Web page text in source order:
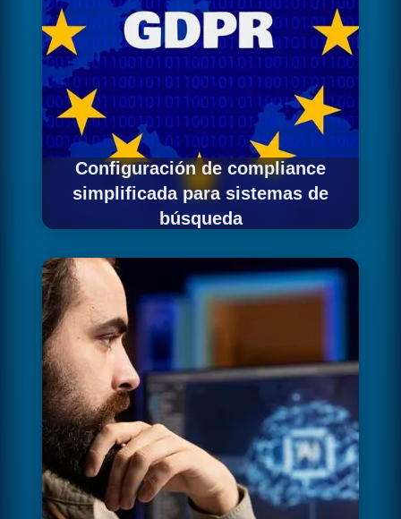
Configuración de compliance
simplificada para sistemas de
búsqueda
conforme al GDPR de forma eficiente para
equipos pequeños.